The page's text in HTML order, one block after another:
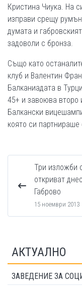
Кристина Чиука. На
изправи срещу
думата и
задоволи с бронза.
Също като
клуб и Валентин
Балканиадата в
45+ и завоюва второ
Балкански
която си
Три изложби
откриват
Габрово
15 ноември 2013
АКТУАЛНО
ЗАВЕДЕНИЕ ЗА